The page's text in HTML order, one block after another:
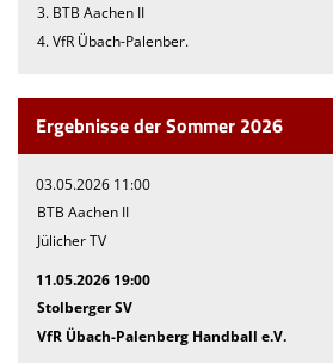
3. BTB Aachen II
4. VfR Übach-Palenber.
Ergebnisse der Sommer 2026
03.05.2026 11:00
BTB Aachen II
Jülicher TV
11.05.2026 19:00
Stolberger SV
VfR Übach-Palenberg Handball e.V.